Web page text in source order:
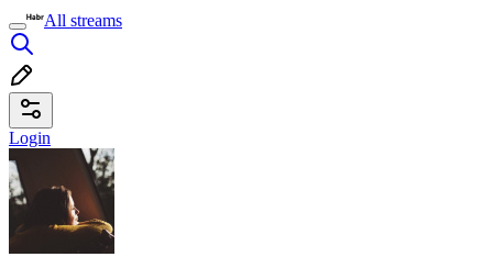
All streams
Login